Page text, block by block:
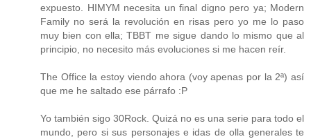
expuesto. HIMYM necesita un final digno pero ya; Modern
Family no será la revolución en risas pero yo me lo paso
muy bien con ella; TBBT me sigue dando lo mismo que al
principio, no necesito más evoluciones si me hacen reír.
The Office la estoy viendo ahora (voy apenas por la 2ª) así
que me he saltado ese párrafo :P
Yo también sigo 30Rock. Quizá no es una serie para todo el
mundo, pero si sus personajes e idas de olla generales te